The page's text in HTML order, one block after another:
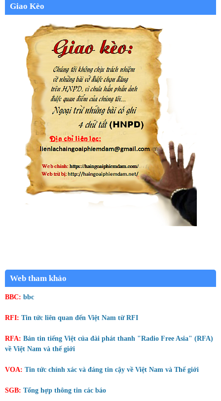
Giao Kèo
Web tham khảo
BBC: bbc
RFI: Tin tức liên quan đến Việt Nam từ RFI
RFA: Bản tin tiếng Việt của đài phát thanh "Radio Free Asia" (RFA)
về Việt Nam và thế giới
VOA: Tin tức chính xác và đáng tin cậy về Việt Nam và Thế giới
SGB: Tổng hợp thông tin các báo